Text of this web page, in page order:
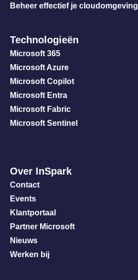
Beheer effectief je cloudomgeving
Technologieën
Microsoft 365
Microsoft Azure
Microsoft Copilot
Microsoft Entra
Microsoft Fabric
Microsoft Sentinel
Over InSpark
Contact
Events
Klantportaal
Partner Microsoft
Nieuws
Werken bij